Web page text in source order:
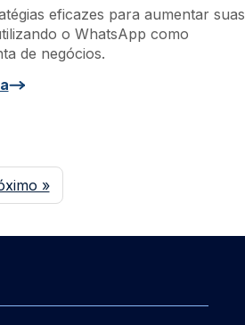
eficazes para aumentar suas
o WhatsApp como
de negócios.
»